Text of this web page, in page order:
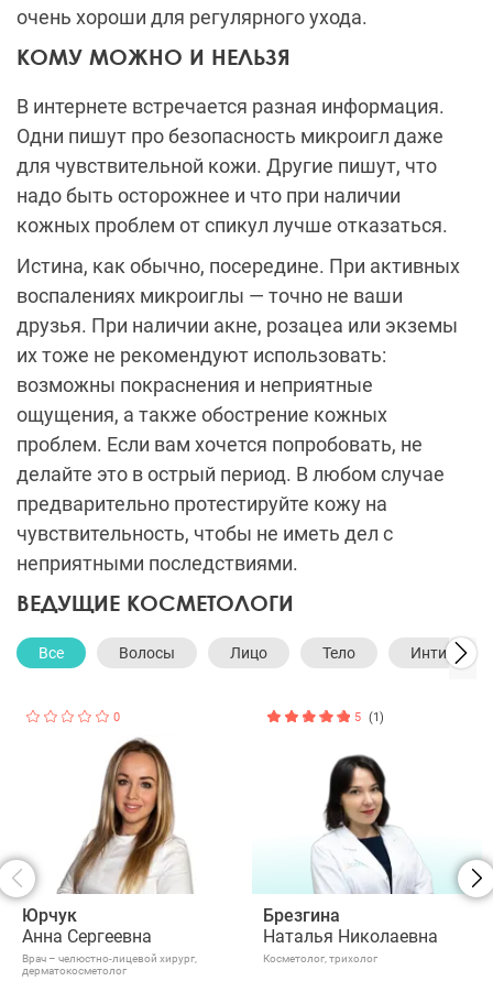
очень хороши для регулярного ухода.
КОМУ МОЖНО И НЕЛЬЗЯ
В интернете встречается разная информация.
Одни пишут про безопасность микроигл даже
для чувствительной кожи. Другие пишут, что
надо быть осторожнее и что при наличии
кожных проблем от спикул лучше отказаться.
Истина, как обычно, посередине. При активных
воспалениях микроиглы — точно не ваши
друзья. При наличии акне, розацеа или экземы
их тоже не рекомендуют использовать:
возможны покраснения и неприятные
ощущения, а также обострение кожных
проблем. Если вам хочется попробовать, не
делайте это в острый период. В любом случае
предварительно протестируйте кожу на
чувствительность, чтобы не иметь дел с
неприятными последствиями.
ВЕДУЩИЕ КОСМЕТОЛОГИ
Все Волосы Лицо Тело Интимная
Юрчук
Анна Сергеевна
0
Врач – челюстно-лицевой хирург,
дерматокосметолог
Брезгина
Наталья Николаевна
5 (1)
Косметолог, трихолог